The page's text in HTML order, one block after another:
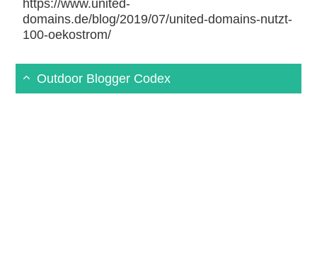
https://www.united-
domains.de/blog/2019/07/united-domains-nutzt-
100-oekostrom/
Outdoor Blogger Codex